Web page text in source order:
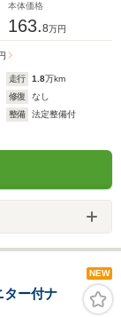
本体価格
163.8万円
走行 1.8万km
修復
なし
整備
法定整備付
NEW
ー付ナ